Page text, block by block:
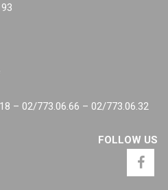
– 02/773.06.66 – 02/773.06.32
FOLLOW US